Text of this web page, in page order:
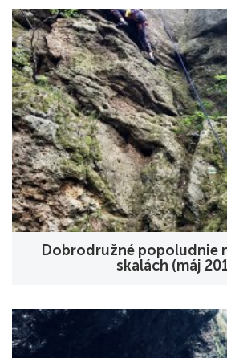
Dobrodružné popoludnie
skalách (máj